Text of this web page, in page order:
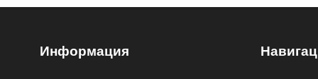
Информация